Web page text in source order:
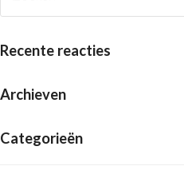
Recente reacties
Archieven
Categorieën